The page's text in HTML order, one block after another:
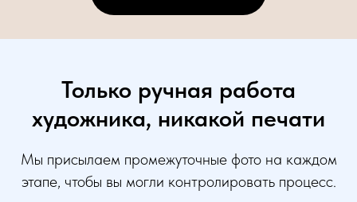
Только ручная работа
художника, никакой печати
Мы присылаем промежуточные фото на каждом
этапе, чтобы вы могли контролировать процесс.